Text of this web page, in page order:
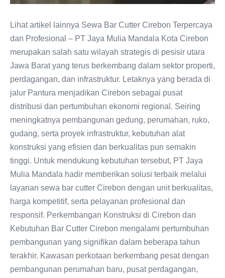
Lihat artikel lainnya Sewa Bar Cutter Cirebon Terpercaya
dan Profesional – PT Jaya Mulia Mandala Kota Cirebon
merupakan salah satu wilayah strategis di pesisir utara
Jawa Barat yang terus berkembang dalam sektor properti,
perdagangan, dan infrastruktur. Letaknya yang berada di
jalur Pantura menjadikan Cirebon sebagai pusat
distribusi dan pertumbuhan ekonomi regional. Seiring
meningkatnya pembangunan gedung, perumahan, ruko,
gudang, serta proyek infrastruktur, kebutuhan alat
konstruksi yang efisien dan berkualitas pun semakin
tinggi. Untuk mendukung kebutuhan tersebut, PT Jaya
Mulia Mandala hadir memberikan solusi terbaik melalui
layanan sewa bar cutter Cirebon dengan unit berkualitas,
harga kompetitif, serta pelayanan profesional dan
responsif. Perkembangan Konstruksi di Cirebon dan
Kebutuhan Bar Cutter Cirebon mengalami pertumbuhan
pembangunan yang signifikan dalam beberapa tahun
terakhir. Kawasan perkotaan berkembang pesat dengan
pembangunan perumahan baru, pusat perdagangan,